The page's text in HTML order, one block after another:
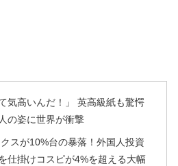
気高いんだ！」 英高級紙も驚愕
の姿に世界が衝撃
スが10%台の暴落！外国人投資
仕掛けコスピが4%を超える大幅